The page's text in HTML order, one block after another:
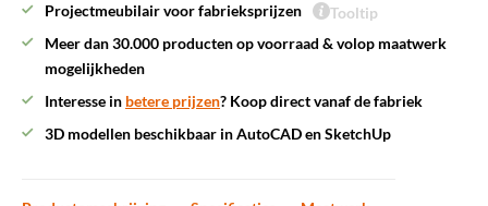
Projectmeubilair voor fabrieksprijzen
Tooltip
Meer dan 30.000 producten op voorraad & volop maatwerk
mogelijkheden
Interesse in betere prijzen? Koop direct vanaf de fabriek
3D modellen beschikbaar in AutoCAD en SketchUp